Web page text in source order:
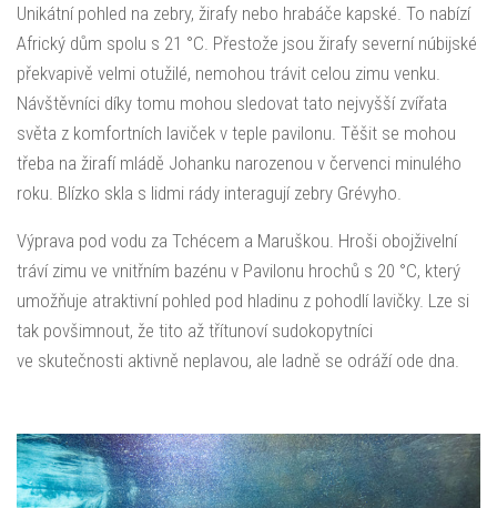
Unikátní pohled na zebry, žirafy nebo hrabáče kapské. To nabízí
Africký dům spolu s 21 °C. Přestože jsou žirafy severní núbijské
překvapivě velmi otužilé, nemohou trávit celou zimu venku.
Návštěvníci díky tomu mohou sledovat tato nejvyšší zvířata
světa z komfortních laviček v teple pavilonu. Těšit se mohou
třeba na žirafí mládě Johanku narozenou v červenci minulého
roku. Blízko skla s lidmi rády interagují zebry Grévyho.
Výprava pod vodu za Tchécem a Maruškou. Hroši obojživelní
tráví zimu ve vnitřním bazénu v Pavilonu hrochů s 20 °C, který
umožňuje atraktivní pohled pod hladinu z pohodlí lavičky. Lze si
tak povšimnout, že tito až třítunoví sudokopytníci
ve skutečnosti aktivně neplavou, ale ladně se odráží ode dna.